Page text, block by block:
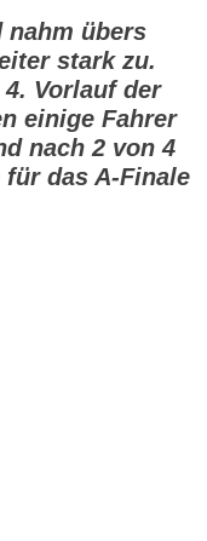
nahm übers
stark zu.
Vorlauf der
einige Fahrer
nach 2 von 4
das A-Finale